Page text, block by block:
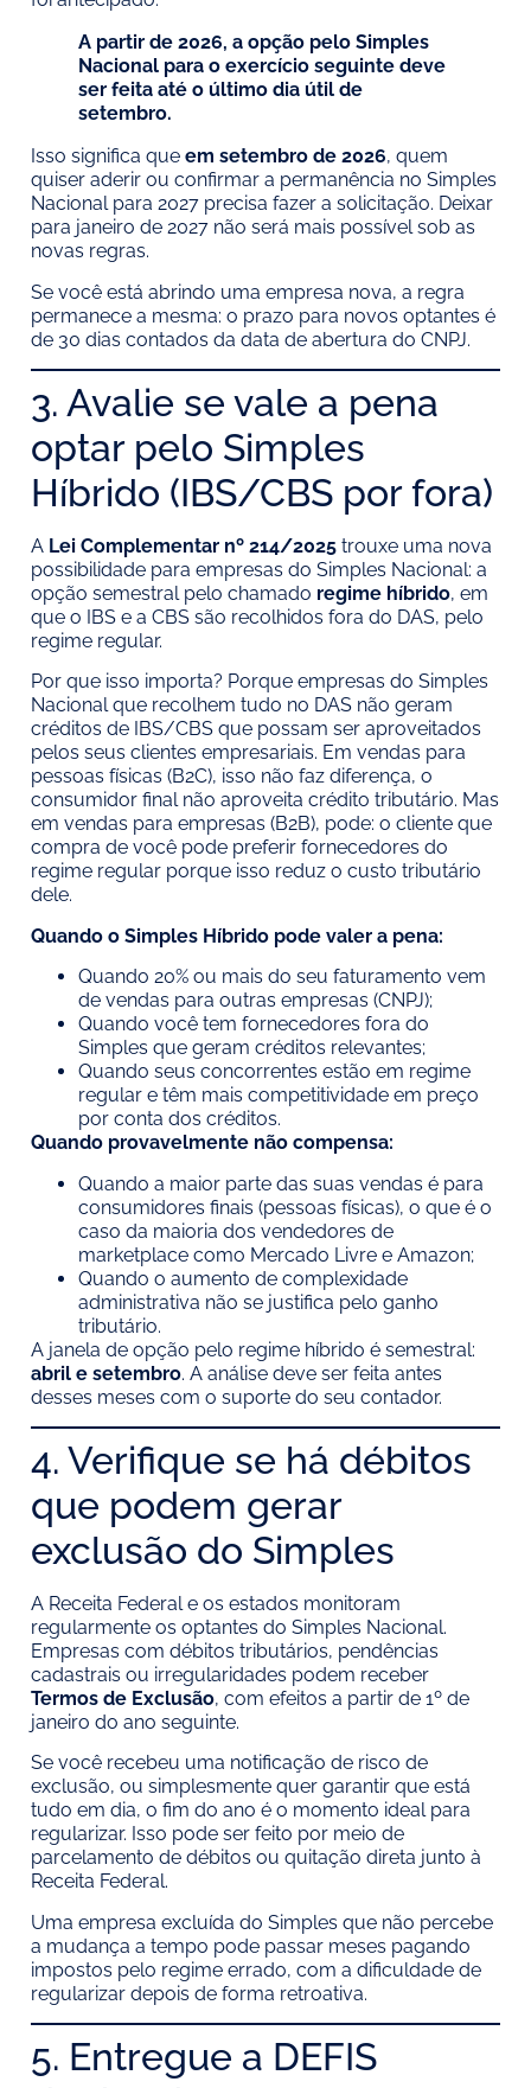
A partir de 2026, a opção pelo Simples
Nacional para o exercício seguinte deve
ser feita até o último dia útil de
setembro.
Isso significa que em setembro de 2026, quem
quiser aderir ou confirmar a permanência no Simples
Nacional para 2027 precisa fazer a solicitação. Deixar
para janeiro de 2027 não será mais possível sob as
novas regras.
Se você está abrindo uma empresa nova, a regra
permanece a mesma: o prazo para novos optantes é
de 30 dias contados da data de abertura do CNPJ.
3. Avalie se vale a pena
optar pelo Simples
Híbrido (IBS/CBS por fora)
A Lei Complementar nº 214/2025 trouxe uma nova
possibilidade para empresas do Simples Nacional: a
opção semestral pelo chamado regime híbrido, em
que o IBS e a CBS são recolhidos fora do DAS, pelo
regime regular.
Por que isso importa? Porque empresas do Simples
Nacional que recolhem tudo no DAS não geram
créditos de IBS/CBS que possam ser aproveitados
pelos seus clientes empresariais. Em vendas para
pessoas físicas (B2C), isso não faz diferença, o
consumidor final não aproveita crédito tributário. Mas
em vendas para empresas (B2B), pode: o cliente que
compra de você pode preferir fornecedores do
regime regular porque isso reduz o custo tributário
dele.
Quando o Simples Híbrido pode valer a pena:
Quando 20% ou mais do seu faturamento vem
de vendas para outras empresas (CNPJ);
Quando você tem fornecedores fora do
Simples que geram créditos relevantes;
Quando seus concorrentes estão em regime
regular e têm mais competitividade em preço
por conta dos créditos.
Quando provavelmente não compensa:
Quando a maior parte das suas vendas é para
consumidores finais (pessoas físicas), o que é o
caso da maioria dos vendedores de
marketplace como Mercado Livre e Amazon;
Quando o aumento de complexidade
administrativa não se justifica pelo ganho
tributário.
A janela de opção pelo regime híbrido é semestral:
abril e setembro. A análise deve ser feita antes
desses meses com o suporte do seu contador.
4. Verifique se há débitos
que podem gerar
exclusão do Simples
A Receita Federal e os estados monitoram
regularmente os optantes do Simples Nacional.
Empresas com débitos tributários, pendências
cadastrais ou irregularidades podem receber
Termos de Exclusão, com efeitos a partir de 1º de
janeiro do ano seguinte.
Se você recebeu uma notificação de risco de
exclusão, ou simplesmente quer garantir que está
tudo em dia, o fim do ano é o momento ideal para
regularizar. Isso pode ser feito por meio de
parcelamento de débitos ou quitação direta junto à
Receita Federal.
Uma empresa excluída do Simples que não percebe
a mudança a tempo pode passar meses pagando
impostos pelo regime errado, com a dificuldade de
regularizar depois de forma retroativa.
5. Entregue a DEFIS